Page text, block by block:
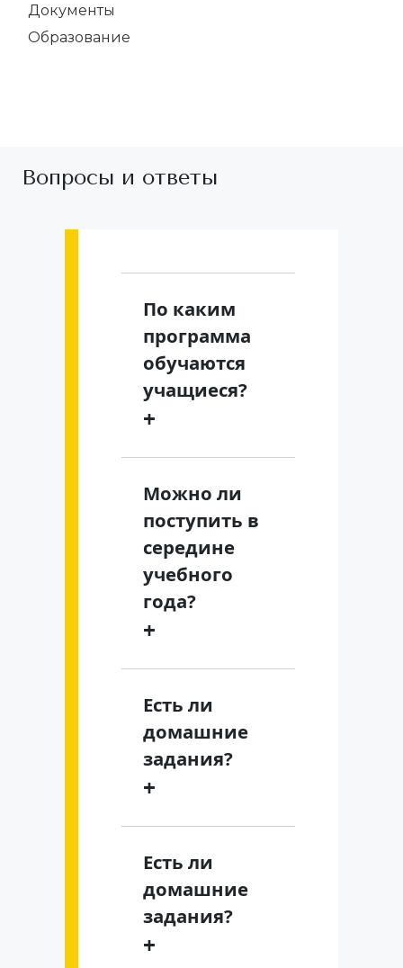
Документы
Образование
Вопросы и ответы
По каким
программа
обучаются
учащиеся?
+
Можно ли
поступить в
середине
учебного
года?
+
Есть ли
домашние
задания?
+
Есть ли
домашние
задания?
+